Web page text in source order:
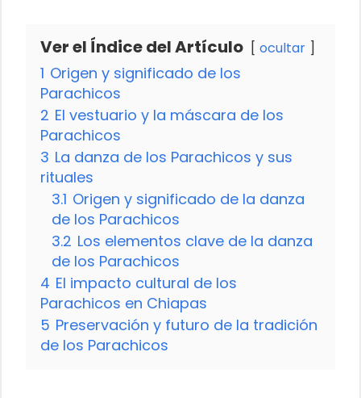
Ver el Índice del Artículo ocultar
1 Origen y significado de los
Parachicos
2 El vestuario y la máscara de los
Parachicos
3 La danza de los Parachicos y sus
rituales
3.1 Origen y significado de la danza
de los Parachicos
3.2 Los elementos clave de la danza
de los Parachicos
4 El impacto cultural de los
Parachicos en Chiapas
5 Preservación y futuro de la tradición
de los Parachicos